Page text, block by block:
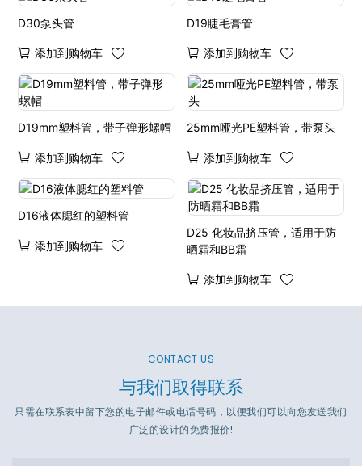
D30泵头管
添加到购物车
D19睫毛膏管
添加到购物车
D19mm塑料管，带子弹形螺帽
添加到购物车
25mm哑光PE塑料管，带泵头
添加到购物车
D16液体腮红的塑料管
添加到购物车
D25 化妆品挤压管，适用于防
晒霜和BB霜
添加到购物车
CONTACT US
与我们取得联系
只需在联系表中留下您的电子邮件或电话号码，以便我们可以向您发送我们
广泛的设计的免费报价!